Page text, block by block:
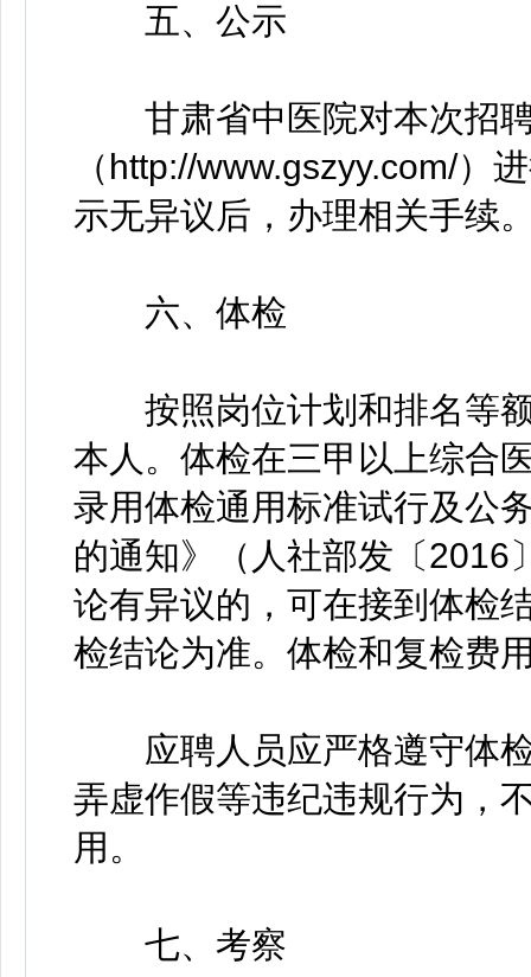
五、公示
甘肃省中医院对本次招聘
（http://www.gszyy.com/）
示无异议后，办理相关手续
六、体检
按照岗位计划和排名等额
本人。体检在三甲以上综合
录用体检通用标准试行及公
的通知》（人社部发〔2016
论有异议的，可在接到体检
检结论为准。体检和复检费
应聘人员应严格遵守体检
弄虚作假等违纪违规行为，
用。
七、考察